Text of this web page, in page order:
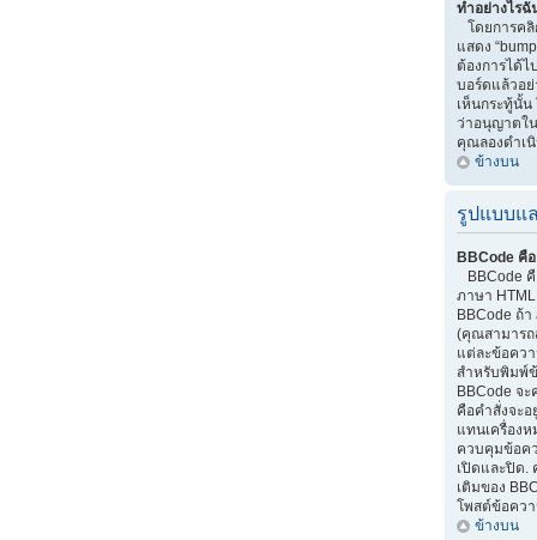
ทำอย่างไรฉั
โดยการคลิ
แสดง
ต้องการได้
บอร์ดแล้วอ
เห็นกระทู้นั้
ว่าอนุญาตใ
คุณลองดำเ
ข้างบน
รูปแบบแ
BBCode คือ
BBCode
ภาษา
BBCode ถ้
(คุณสามารถ
แต่ละข้อคว
สำหรับพิมพ์
BBCode จ
คือคำสั่งจะอ
แทนเครื่องห
ควบคุมข้อค
เปิดและปิด.
เติมของ
โพสต์ข้อคว
ข้างบน